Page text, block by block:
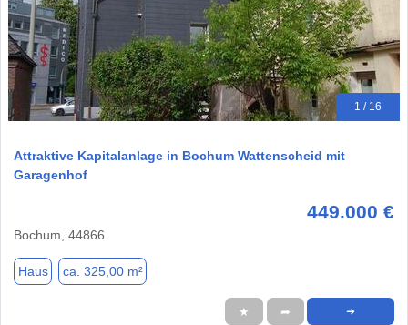
1 / 16
Attraktive Kapitalanlage in Bochum Wattenscheid mit
Garagenhof
449.000 €
Bochum, 44866
Haus ca. 325,00 m²
★ ➦ ➜